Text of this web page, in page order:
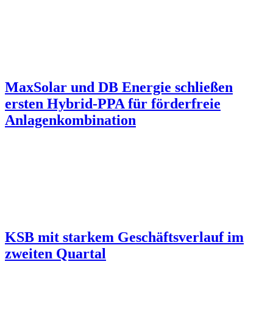
MaxSolar und DB Energie schließen
ersten Hybrid-PPA für förderfreie
Anlagenkombination
KSB mit starkem Geschäftsverlauf im
zweiten Quartal